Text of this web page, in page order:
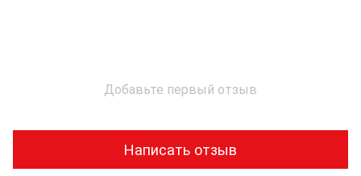
Добавьте первый отзыв
Написать отзыв